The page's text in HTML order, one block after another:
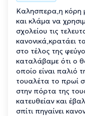
Καλησπερα,η κόρη
και κλάμα να
σχολείου τις
κανονικά,κρατάει
στο τέλος της
καταλάβαμε ότι ο
οποίο είναι παλιό
τουαλέτα το πρωί
στην πόρτα της
κατευθείαν και
σπίτι πηγαίνει